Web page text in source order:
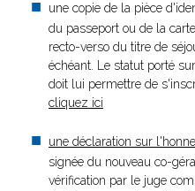
une copie de la pièce
du passeport ou de la
recto-verso du titre de
échéant. Le statut porté
doit lui permettre de
cliquez ici
une déclaration sur
signée du nouveau co-
vérification par le juge